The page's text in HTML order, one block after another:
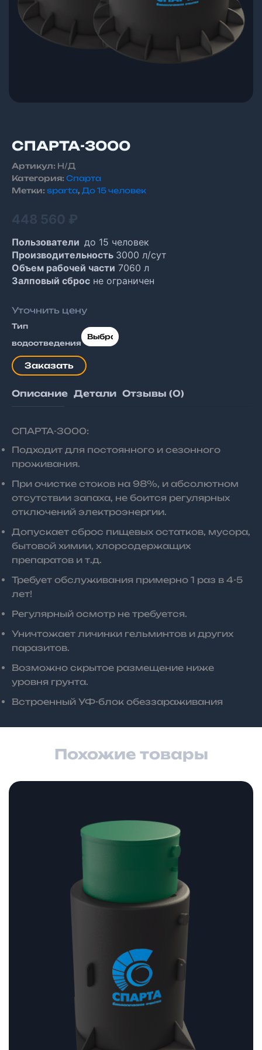
СПАРТА-3000
Артикул: Н/Д
Категория: Спарта
Метки: sparta, До 15 человек
448 560 ₽
Пользователи до 15 человек
Производительность 3000 л/сут
Объем рабочей части 7060 л
Залповый сброс не ограничен
Уточнить цену
Тип
водоотведения
Заказать
Описание Детали Отзывы (0)
СПАРТА-3000:
Подходит для постоянного и сезонного
проживания.
При очистке стоков на 98%, и абсолютном
отсутствии запаха, не боится регулярных
отключений электроэнергии.
Допускает сброс пищевых остатков, мусора,
бытовой химии, хлорсодержащих
препаратов и т.д.
Требует обслуживания примерно 1 раз в 4-5
лет!
Регулярный осмотр не требуется.
Уничтожает личинки гельминтов и других
паразитов.
Возможно скрытое размещение ниже
уровня грунта.
Встроенный УФ-блок обеззараживания
Похожие товары
470 ₽
–
470 ₽